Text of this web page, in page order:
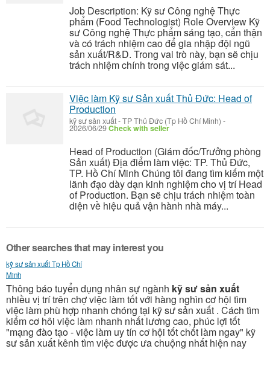
Job Description: Kỹ sư Công nghệ Thực
phẩm (Food Technologist) Role Overview Kỹ
sư Công nghệ Thực phẩm sáng tạo, cẩn thận
và có trách nhiệm cao để gia nhập đội ngũ
sản xuất/R&D. Trong vai trò này, bạn sẽ chịu
trách nhiệm chính trong việc giám sát...
Việc làm Kỹ sư Sản xuất Thủ Đức: Head of
Production
kỹ sư sản xuất-TP Thủ Đức (Tp Hồ Chí Minh) -
2026/06/29Check with seller
Head of Production (Giám đốc/Trưởng phòng
Sản xuất) Địa điểm làm việc: TP. Thủ Đức,
TP. Hồ Chí Minh Chúng tôi đang tìm kiếm một
lãnh đạo dày dạn kinh nghiệm cho vị trí Head
of Production. Bạn sẽ chịu trách nhiệm toàn
diện về hiệu quả vận hành nhà máy...
Other searches that may interest you
kỹ sư sản xuất Tp Hồ Chí
Minh
Thông báo tuyển dụng nhân sự ngành kỹ sư sản xuất
nhiều vị trí trên chợ việc làm tốt với hàng nghìn cơ hội tìm
việc làm phù hợp nhanh chóng tại kỹ sư sản xuất . Cách tìm
kiếm cơ hôi việc làm nhanh nhất lương cao, phúc lợi tốt
"mạng đào tạo - việc làm uy tín cơ hội tốt chốt làm ngay" kỹ
sư sản xuất kênh tìm việc được ưa chuộng nhất hiện nay